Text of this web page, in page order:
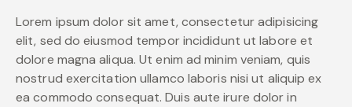
Lorem ipsum dolor sit amet, consectetur adipisicing
elit, sed do eiusmod tempor incididunt ut labore et
dolore magna aliqua. Ut enim ad minim veniam, quis
nostrud exercitation ullamco laboris nisi ut aliquip ex
ea commodo consequat. Duis aute irure dolor in